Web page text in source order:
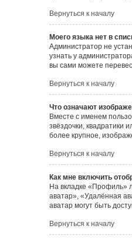
Вернуться к началу
Моего языка нет в
Администратор не
узнать у
вы сами можете
Вернуться к началу
Что означают
Вместе с именем
звёздочки, квадратики
более крупное,
Вернуться к началу
Как мне включить
На вкладке «Профиль»
аватар», «Удалённая
аватар могут быть
Вернуться к началу